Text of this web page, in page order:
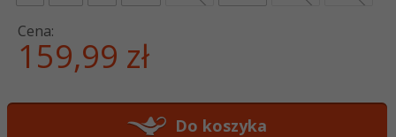
Cena:
159,99 zł
Do koszyka